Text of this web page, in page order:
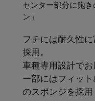
センター部分に飽
ン」
フチには耐久性
採用。
車種専用設計で
ー部にはフィッ
のスポンジを採用